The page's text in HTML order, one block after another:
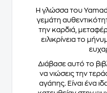
Η γλώσσα του
γεμάτη
την καρδιά,
ειλικρίνεια το
Διάβασε αυτό το
να νιώσεις την
αγάπης. Είναι ένα